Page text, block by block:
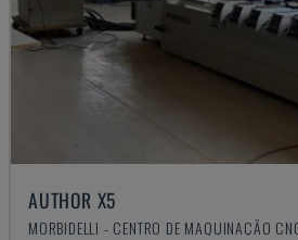
AUTHOR X5
MORBIDELLI - CENTRO DE MAQUINAÇÃO